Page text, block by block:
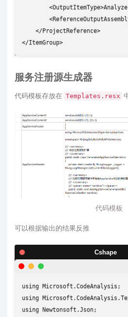
    </ProjectReference>
</ItemGroup>
服务注册源生成器
代码模板存放在 Templates.resx
代码模板
可以根据输出的结果反推
using Microsoft.CodeAnalysis;
using
using Newtonsoft.Json;
Cshape